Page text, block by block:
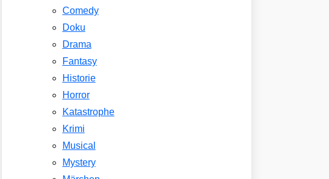
Comedy
Doku
Drama
Fantasy
Historie
Horror
Katastrophe
Krimi
Musical
Mystery